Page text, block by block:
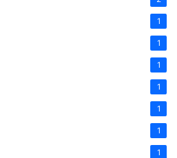
1
1
1
1
1
1
1